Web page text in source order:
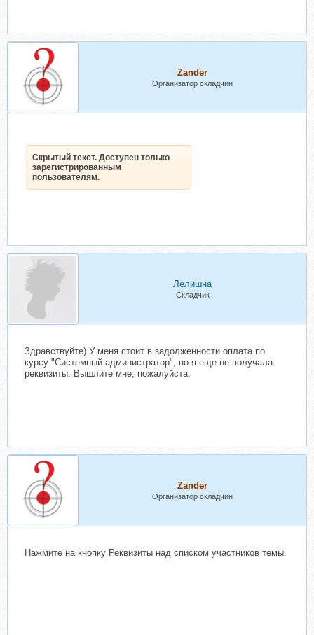
Zander
Организатор складчин
Скрытый текст. Доступен только
зарегистрированным
пользователям.
Лелишна
Складчик
Здравствуйте) У меня стоит в задолженности оплата по
курсу "Системный администратор", но я еще не получала
реквизиты. Вышлите мне, пожалуйста.
Zander
Организатор складчин
Нажмите на кнопку Реквизиты над списком участников темы.